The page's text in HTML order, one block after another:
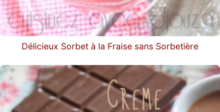
Délicieux Sorbet à la Fraise sans Sorbetière